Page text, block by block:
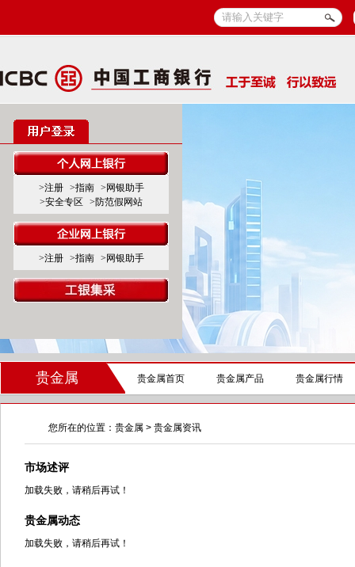
>注册 >指南
>网银助手
>安全专区
>防范假网站
>注册 >指南 >网银助手
贵金属 贵金属首页 贵金属产品 贵金属行情
您所在的位置： 贵金属 > 贵金属资讯
市场述评
加载失败，请稍后再试！
贵金属动态
加载失败，请稍后再试！